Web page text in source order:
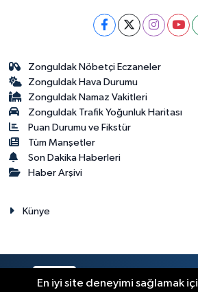
Zonguldak Nöbetçi Eczaneler
Zonguldak Hava Durumu
Zonguldak Namaz Vakitleri
Zonguldak Trafik Yoğunluk Haritası
Puan Durumu ve Fikstür
Tüm Manşetler
Son Dakika Haberleri
Haber Arşivi
Künye
RSS Copyright © 2023.
En iyi site deneyimi sağlamak